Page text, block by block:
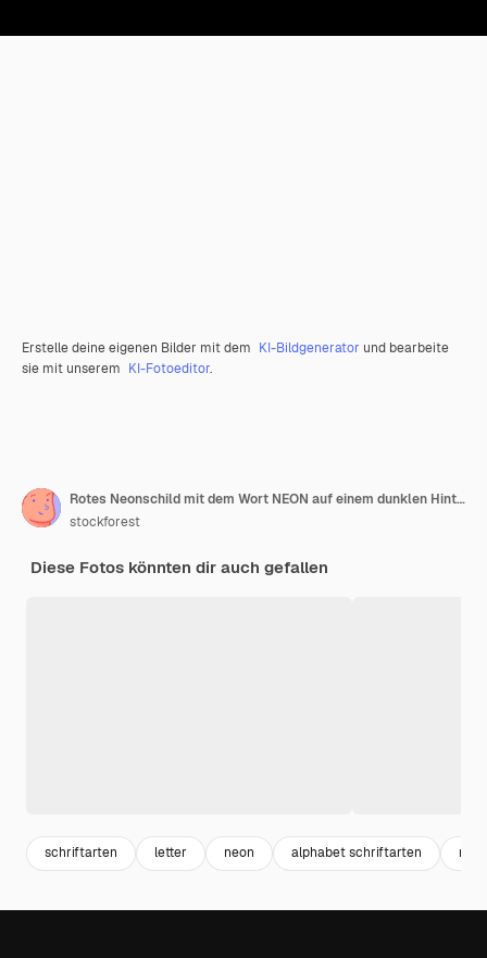
Erstelle deine eigenen Bilder mit dem KI-Bildgenerator und bearbeite
sie mit unserem KI-Fotoeditor.
Rotes Neonschild mit dem Wort NEON auf einem dunklen Hintergrund
stockforest
Diese Fotos könnten dir auch gefallen
schriftarten letter neon alphabet schriftarten